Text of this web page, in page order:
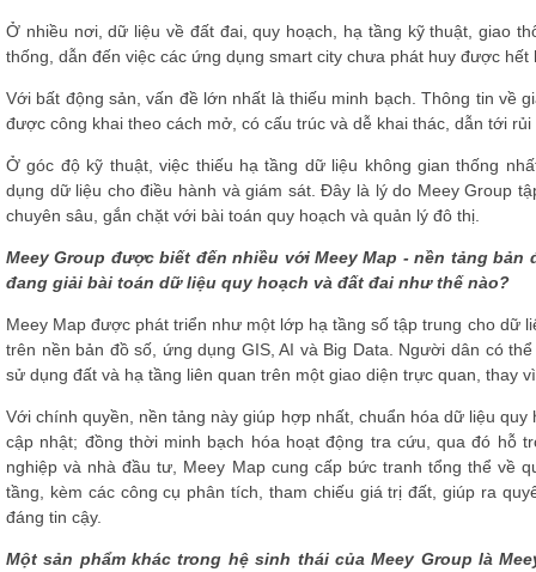
Ở nhiều nơi, dữ liệu về đất đai, quy hoạch, hạ tầng kỹ thuật, giao
thống, dẫn đến việc các ứng dụng smart city chưa phát huy được hết
Với bất động sản, vấn đề lớn nhất là thiếu minh bạch. Thông tin về
được công khai theo cách mở, có cấu trúc và dễ khai thác, dẫn tới
Ở góc độ kỹ thuật, việc thiếu hạ tầng dữ liệu không gian thống
dụng dữ liệu cho điều hành và giám sát. Đây là lý do Meey Group
chuyên sâu, gắn chặt với bài toán quy hoạch và quản lý đô thị.
Meey Group được biết đến nhiều với Meey Map - nền tảng
đang giải bài toán dữ liệu quy hoạch và đất đai như thế nào?
Meey Map được phát triển như một lớp hạ tầng số tập trung cho dữ
trên nền bản đồ số, ứng dụng GIS, AI và Big Data. Người dân có
sử dụng đất và hạ tầng liên quan trên một giao diện trực quan, thay
Với chính quyền, nền tảng này giúp hợp nhất, chuẩn hóa dữ liệu
cập nhật; đồng thời minh bạch hóa hoạt động tra cứu, qua đó hỗ
nghiệp và nhà đầu tư, Meey Map cung cấp bức tranh tổng thể về
tầng, kèm các công cụ phân tích, tham chiếu giá trị đất, giúp ra
đáng tin cậy.
Một sản phẩm khác trong hệ sinh thái của Meey Group là